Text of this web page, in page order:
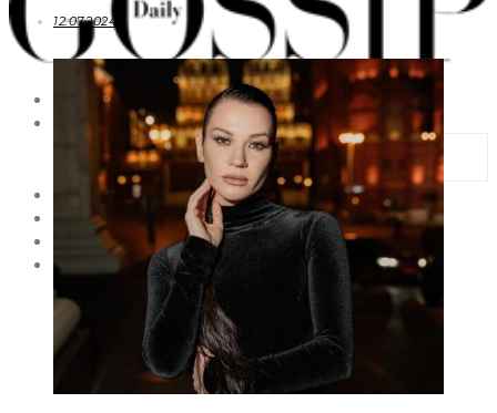
НОВОСТИ
Тренды
Коллекции
HOLLYWOOD
СВЕТСКАЯ ХРОНИКА
CELEBRITY
ЗВЕЗДНЫЙ СТИЛЬ
12.07.2024